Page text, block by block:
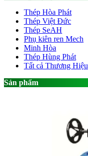
Thép Hòa Phát
Thép Việt Đức
Thép SeAH
Phụ kiên ren Mech
Minh Hòa
Thép Hùng Phát
Tất cả Thương Hiệu
Sản phẩm